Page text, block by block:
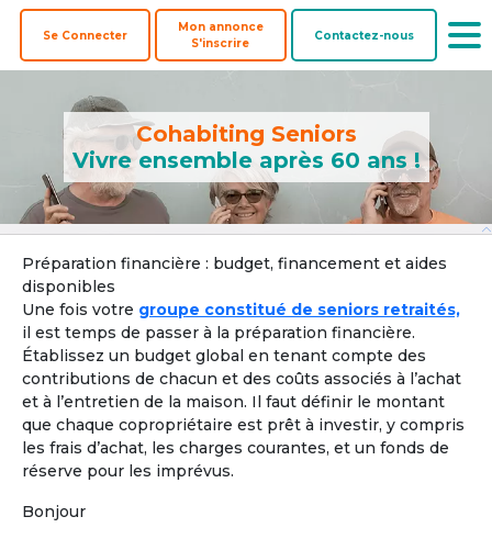
Se Connecter
Mon annonce
S'inscrire
Contactez-nous
Cohabiting Seniors
Vivre ensemble après 60 ans !
Préparation financière : budget, financement et aides
disponibles
Une fois votre groupe constitué de seniors retraités,
il est temps de passer à la préparation financière.
Établissez un budget global en tenant compte des
contributions de chacun et des coûts associés à l’achat
et à l’entretien de la maison. Il faut définir le montant
que chaque copropriétaire est prêt à investir, y compris
les frais d’achat, les charges courantes, et un fonds de
réserve pour les imprévus.
Bonjour
Colocataires
Offre une
colocation
acheteurs
Biens à
coacheter
Pays ?
Localisation par ville, département ou région
Ville, département, région